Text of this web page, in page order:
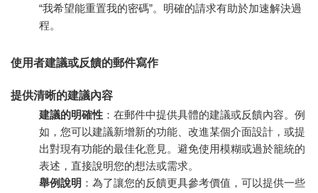
“我希望能重置我的密碼”。明確的請求有助於加速解決過
程。
使用者建議或反饋的郵件寫作
提供清晰的建議內容
建議的明確性 ：在郵件中提供具體的建議或反饋內容。例
如，您可以建議新增新的功能、改進某個介面設計，或提
出對現有功能的最佳化意見。避免使用模糊或過於籠統的
表述，直接說明您的想法或需求。
舉例說明 ：為了讓您的反饋更具參考價值，可以提供一些